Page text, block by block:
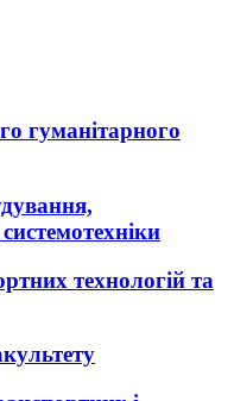
гуманітарного
технологій та